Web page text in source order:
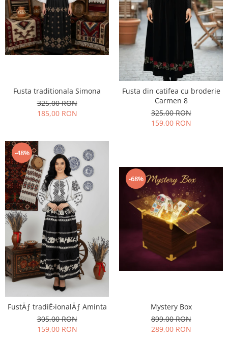
Fusta traditionala Simona
325,00 RON
185,00 RON
Fusta din catifea cu broderie
Carmen 8
325,00 RON
159,00 RON
-48%
FustÄƒ tradiÈ›ionalÄƒ Aminta
305,00 RON
159,00 RON
-68%
Mystery Box
899,00 RON
289,00 RON